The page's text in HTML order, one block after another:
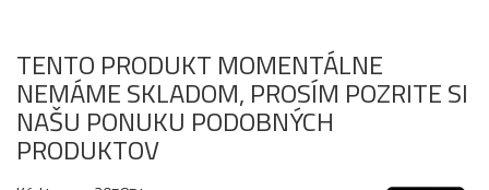
TENTO PRODUKT MOMENTÁLNE
NEMÁME SKLADOM, PROSÍM POZRITE SI
NAŠU PONUKU PODOBNÝCH
PRODUKTOV